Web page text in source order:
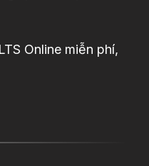
Online miễn phí,